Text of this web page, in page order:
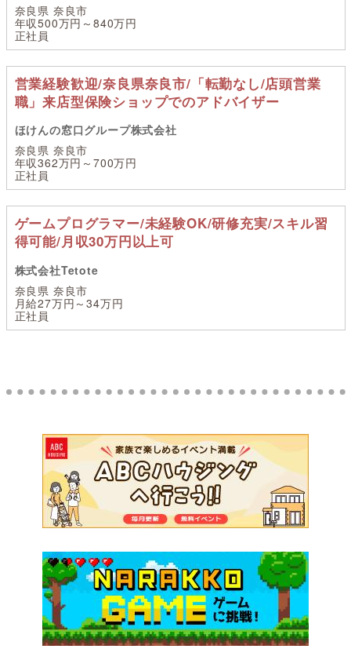
奈良県 奈良市
年収500万円～840万円
正社員
営業経験歓迎/奈良県奈良市/「転勤なし/店頭営業
職」来店型保険ショップでのアドバイザー
ほけんの窓口グループ株式会社
奈良県 奈良市
年収362万円～700万円
正社員
ゲームプログラマー/未経験OK/研修充実/スキル習
得可能/月収30万円以上可
株式会社Tetote
奈良県 奈良市
月給27万円～34万円
正社員